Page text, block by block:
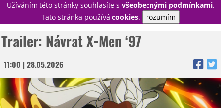
Užíváním této stránky souhlasíte s všeobecnými podmínkami.
Tato stránka používá cookies. rozumím
PŘIHLÁSIT
NOVINKY
TÉMATA
RECENZE
EPIZODY
KULT
TRAILERY
Trailer: Návrat X-Men ‘97
11:00 | 28.05.2026